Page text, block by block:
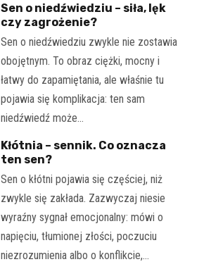
Sen o niedźwiedziu – siła, lęk
czy zagrożenie?
Sen o niedźwiedziu zwykle nie zostawia
obojętnym. To obraz ciężki, mocny i
łatwy do zapamiętania, ale właśnie tu
pojawia się komplikacja: ten sam
niedźwiedź może…
Kłótnia – sennik. Co oznacza
ten sen?
Sen o kłótni pojawia się częściej, niż
zwykle się zakłada. Zazwyczaj niesie
wyraźny sygnał emocjonalny: mówi o
napięciu, tłumionej złości, poczuciu
niezrozumienia albo o konflikcie,…